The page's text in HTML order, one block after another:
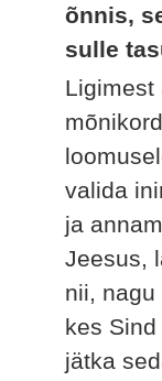
õnnis,
sulle
Ligimest
valida
ja
Jeesus,
nii,
kes
jätka